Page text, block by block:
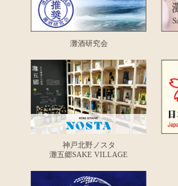
灘酒研究会
神戸北野ノスタ
灘五郷SAKE VILLAGE